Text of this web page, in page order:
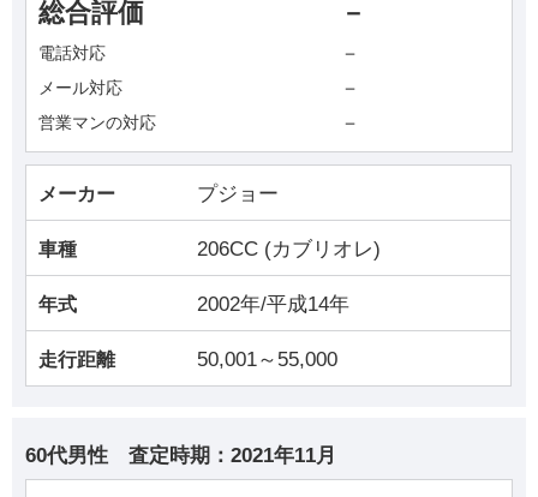
総合評価 －
電話対応 －
メール対応 －
営業マンの対応 －
メーカー プジョー
車種 206CC (カブリオレ)
年式 2002年/平成14年
走行距離 50,001～55,000
60代男性 査定時期： 2021年11月